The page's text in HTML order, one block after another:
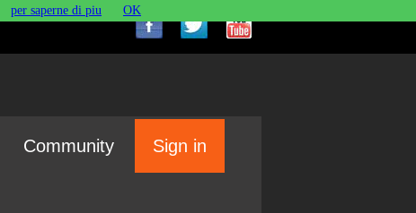
Community Sign in
per saperne di piu OK